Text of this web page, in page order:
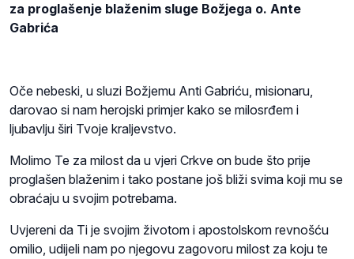
za proglašenje blaženim sluge Božjega o. Ante
Gabrića
Oče nebeski, u sluzi Božjemu Anti Gabriću, misionaru,
darovao si nam herojski primjer kako se milosrđem i
ljubavlju širi Tvoje kraljevstvo.
Molimo Te za milost da u vjeri Crkve on bude što prije
proglašen blaženim i tako postane još bliži svima koji mu se
obraćaju u svojim potrebama.
Uvjereni da Ti je svojim životom i apostolskom revnošću
omilio, udijeli nam po njegovu zagovoru milost za koju te